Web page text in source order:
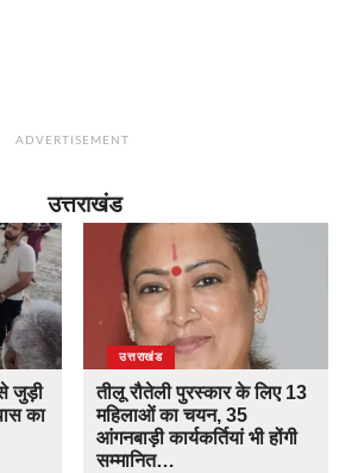
ADVERTISEMENT
उत्तराखंड
जुड़ी
का
उत्तराखंड
तीलू रौतेली पुरस्कार के लिए 13
महिलाओं का चयन, 35
आंगनबाड़ी कार्यकर्तियां भी होंगी
सम्मानित…